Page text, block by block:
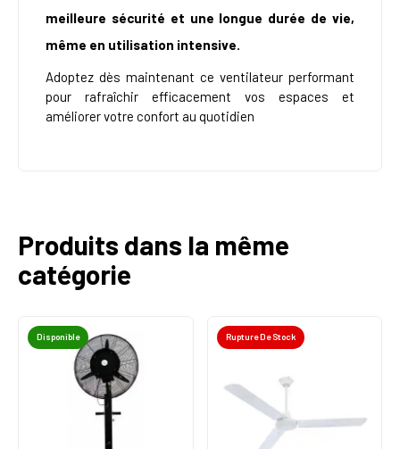
meilleure sécurité et une longue durée de vie,
même en utilisation intensive.
Adoptez dès maintenant ce ventilateur performant
pour rafraîchir efficacement vos espaces et
améliorer votre confort au quotidien
Produits dans la même
catégorie
Disponible Rupture De Stock